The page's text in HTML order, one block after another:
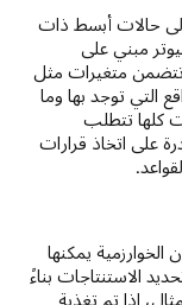
حالات أبسط ذات
مبني على
تتضمن متغيرات مثل
التي توجد بها وما
كلها تتطلب
على اتخاذ قرارات
الخوارزمية يمكنها
الاستنتاجات بناءً
إذا تم تغذية